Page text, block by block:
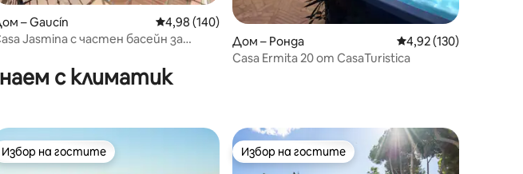
4,89 от 5, 122 отзива
– Gaucín Средна оценка: 4,98 от 5, 140 отзива
4,98 (140)
Jasmina с частен басейн за
Дом – Ронда Средна оценка: 4,92
4,92 (130)
Casa Ermita 20 от CasaTuristica
с климатик
Избор на гостите
Избор на гостите Избор на гостите
Избор на гостите